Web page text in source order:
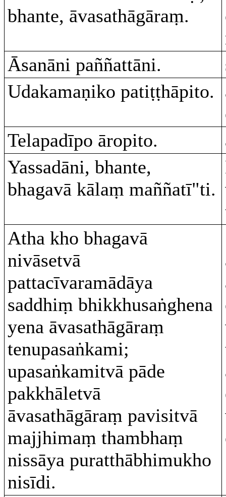
bhante, āvasathāgāraṃ.
Āsanāni paññattāni.
Udakamaṇiko patiṭṭhāpito.
Telapadīpo āropito.
Yassadāni, bhante,
bhagavā kālaṃ maññatī"ti.
Atha kho bhagavā
nivāsetvā
pattacīvaramādāya
saddhiṃ bhikkhusaṅghena
yena āvasathāgāraṃ
tenupasaṅkami;
upasaṅkamitvā pāde
pakkhāletvā
āvasathāgāraṃ pavisitvā
majjhimaṃ thambhaṃ
nissāya puratthābhimukho
nisīdi.